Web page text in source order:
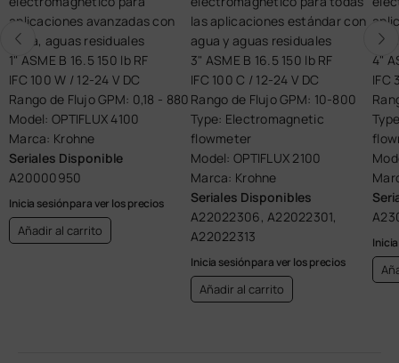
aplicaciones avanzadas con
agua, aguas residuales
1" ASME B 16.5 150 lb RF
IFC 100 W / 12-24 V DC
Rango de Flujo GPM: 0,18 - 880
Model: OPTIFLUX 4100
Marca: Krohne
Seriales Disponible
A20000950
Inicia sesión para ver los precios
Añadir al carrito
las aplicaciones estándar con
agua y aguas residuales
3" ASME B 16.5 150 lb RF
IFC 100 C / 12-24 V DC
Rango de Flujo GPM: 10-800
Type: Electromagnetic
flowmeter
Model: OPTIFLUX 2100
Marca: Krohne
Seriales Disponibles
A22022306, A22022301,
A22022313
Inicia sesión para ver los precios
Añadir al carrito
4"
IFC